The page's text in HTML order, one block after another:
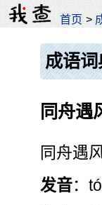
首页 >
成语词
同舟遇
同舟遇风
发音：